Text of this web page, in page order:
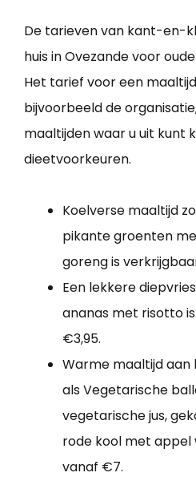
De tarieven van kant-en-
huis in Ovezande voor
Het tarief voor een
bijvoorbeeld de
maaltijden waar u uit kunt
dieetvoorkeuren.
Koelverse maaltijd
pikante groenten
goreng is
Een lekkere
ananas met risotto
€3,95.
Warme maaltijd aan
als Vegetarische
vegetarische jus,
rode kool met
vanaf €7.